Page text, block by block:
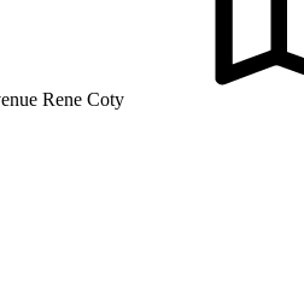
Rene Coty